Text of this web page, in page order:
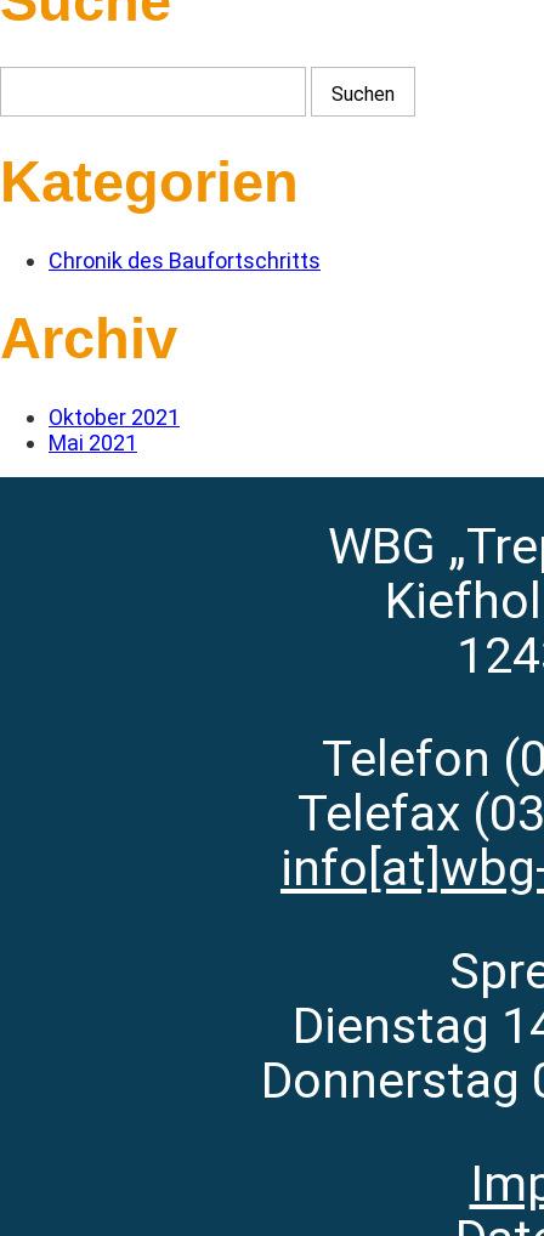
Kategorien
Chronik des Baufortschritts
Archiv
Oktober 2021
Mai 2021
WBG
Telefon
Telefax
Dienstag
Donnerstag